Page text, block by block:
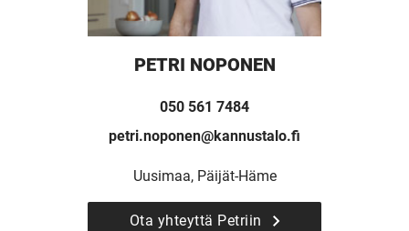
PETRI NOPONEN
050 561 7484
petri.noponen@kannustalo.fi
Uusimaa, Päijät-Häme
Ota yhteyttä Petriin